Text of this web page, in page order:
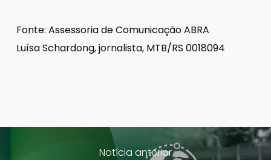
Fonte: Assessoria de Comunicação ABRA
Luísa Schardong, jornalista, MTB/RS 0018094
Notícia anterior